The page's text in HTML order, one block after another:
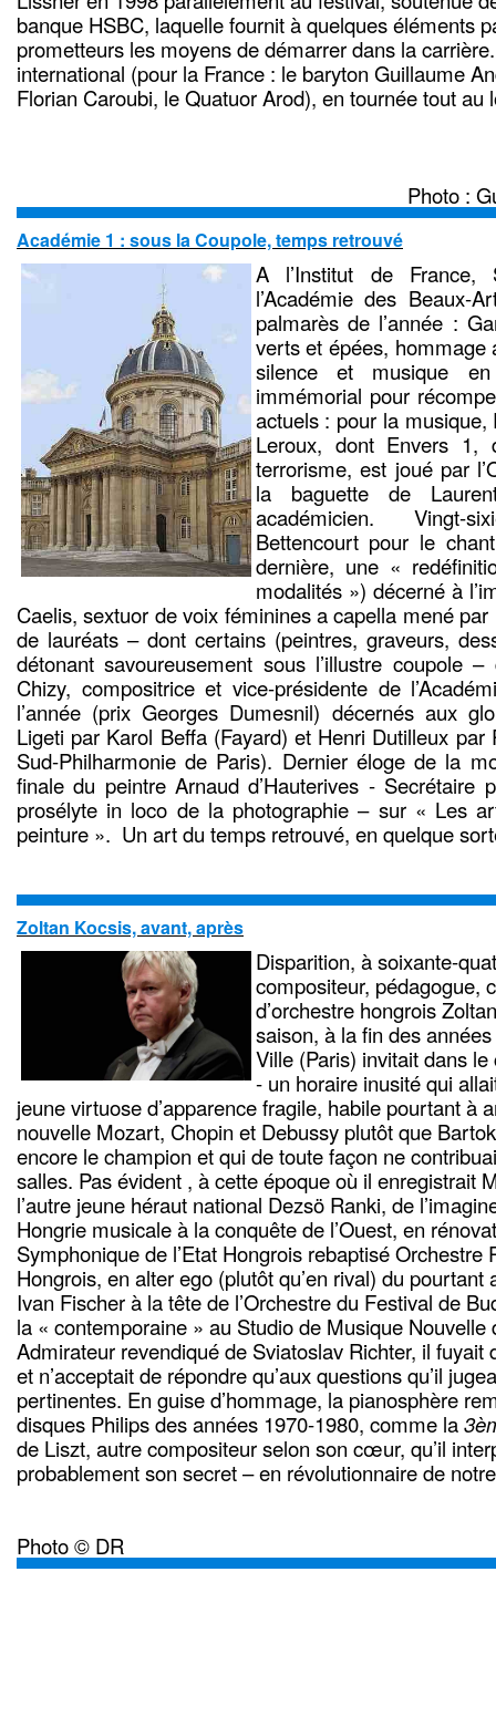
banque HSBC, laquelle fournit à quelques éléments
prometteurs les moyens de démarrer dans la
international (pour la France : le baryton Guillaume
Florian Caroubi, le Quatuor Arod), en tournée tout au
Photo :
Académie 1 : sous la Coupole, temps retrouvé
A l’Institut de France,
l’Académie des Beaux-
palmarès de l’année :
verts et épées, hommage
silence et musique
immémorial pour
actuels : pour la musique,
Leroux, dont Envers 1,
terrorisme, est joué par
la baguette de
académicien. Vingt-
Bettencourt pour le
dernière, une «
modalités ») décerné à
Caelis, sextuor de voix féminines a capella mené
de lauréats – dont certains (peintres, graveurs,
détonant savoureusement sous l’illustre coupole
Chizy, compositrice et vice-présidente de
l’année (prix Georges Dumesnil) décernés aux
Ligeti par Karol Beffa (Fayard) et Henri Dutilleux par
Sud-Philharmonie de Paris). Dernier éloge de la
finale du peintre Arnaud d’Hauterives - Secrétaire
prosélyte in loco de la photographie – sur « Les
peinture ». Un art du temps retrouvé, en quelque
Zoltan Kocsis, avant, après
Disparition, à soixante-
compositeur, pédagogue,
d’orchestre hongrois
saison, à la fin des
Ville (Paris) invitait dans
- un horaire inusité qui
jeune virtuose d’apparence fragile, habile pourtant à
nouvelle Mozart, Chopin et Debussy plutôt que
encore le champion et qui de toute façon ne
salles. Pas évident , à cette époque où il enregistrait
l’autre jeune héraut national Dezsö Ranki, de
Hongrie musicale à la conquête de l’Ouest, en
Symphonique de l’Etat Hongrois rebaptisé Orchestre
Hongrois, en alter ego (plutôt qu’en rival) du pourtant
Ivan Fischer à la tête de l’Orchestre du Festival de
la « contemporaine » au Studio de Musique Nouvelle
Admirateur revendiqué de Sviatoslav Richter, il fuyait
et n’acceptait de répondre qu’aux questions qu’il
pertinentes. En guise d’hommage, la pianosphère
disques Philips des années 1970-1980, comme la
de Liszt, autre compositeur selon son cœur, qu’il
probablement son secret – en révolutionnaire de
Photo © DR